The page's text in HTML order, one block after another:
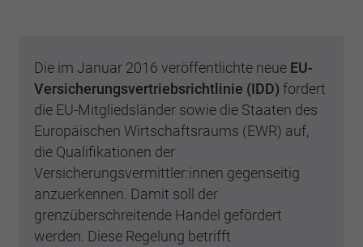
Die im Januar 2016 veröffentlichte neue EU-
Versicherungsvertriebsrichtlinie (IDD) fordert
die EU-Mitgliedsländer sowie die Staaten des
Europäischen Wirtschaftsraums (EWR) auf,
die Qualifikationen der
Versicherungsvermittler:innen gegenseitig
anzuerkennen. Damit soll der
grenzüberschreitende Handel gefördert
werden. Diese Regelung betrifft
dies eingestellt hat.
Name fe_typo3_user
Anbieter BWV Ostwestfalen-Lippe
Laufzeit Sitzungsende
Speicherung der Benutzer-ID bei
Zweck
Sammelt Daten dazu, wie oft ein Benutzer
eine Website besucht hat, sowie Daten für
den ersten und letzten Besuch. Von Google
Analytics verwendet.
Name _gid
Anbieter Google Analytics